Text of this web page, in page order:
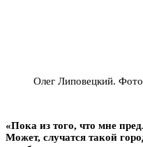
Олег Липовецкий.
«Пока из того, что мне
Может, случатся такой